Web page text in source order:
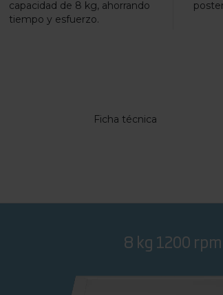
capacidad de 8 kg, ahorrando
tiempo y esfuerzo.
Ficha técnica
8 kg 1200